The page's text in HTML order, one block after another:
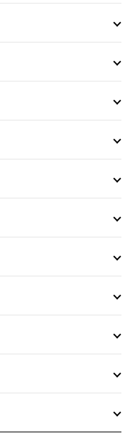
manera activa la
a fin de
combustible y
el
de la hoja para
resbalamiento de la
la pendiente lateral y
el trabajo en estas
UTS u otros
de pendientes.